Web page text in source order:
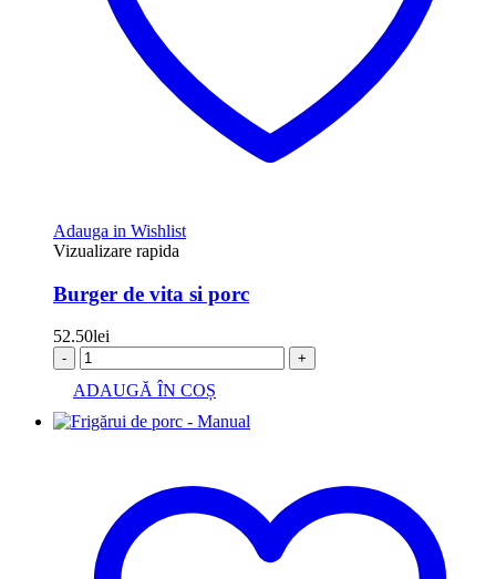
Adauga in Wishlist
Vizualizare rapida
Burger de vita si porc
52.50lei
- +
ADAUGĂ ÎN COȘ